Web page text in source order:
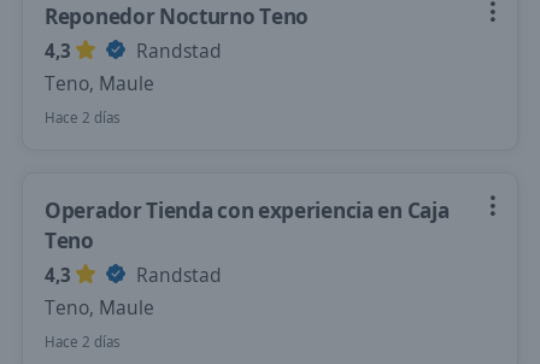
Reponedor Nocturno Teno
4,3
Randstad
Teno, Maule
Hace 2 días
Operador Tienda con experiencia en Caja
Teno
4,3
Randstad
Teno, Maule
Hace 2 días